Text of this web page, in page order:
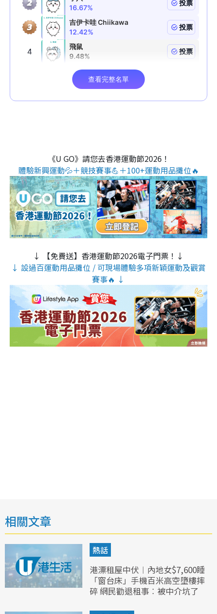
《U GO》請您去香港運動節2026！
體驗新興運動💦＋競技賽事💪＋100+運動用品攤位🔥
↓ 【免費送】香港運動節2026電子門票！↓
↓ 設過百運動用品攤位 / 可現場體驗多項新穎運動及觀賞
賽事🔥 ↓
相關文章
熱話
港漂租屋中伏︱內地女$7,600睡
「窗台床」手機百米高空墮樓摔
碎 網民勸退租事︰被中介坑了